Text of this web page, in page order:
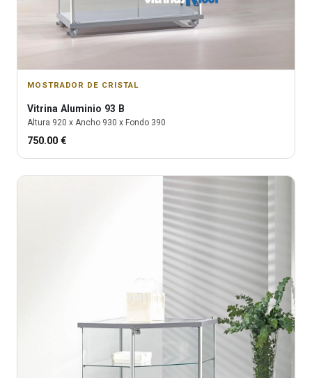
MOSTRADOR DE CRISTAL
Vitrina Aluminio 93 B
Altura 920 x Ancho 930 x Fondo 390
750.00 €